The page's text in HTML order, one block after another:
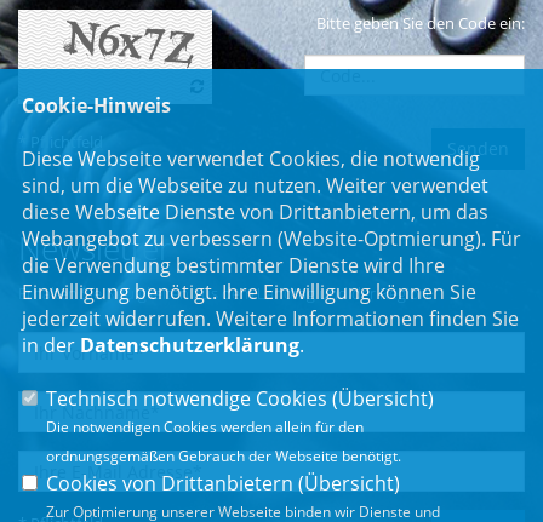
Bitte geben Sie den Code ein:
* Pflichtfeld
Newsletter
Erhalten Sie Neuigkeiten aus dem Landtag und der Region.
Cookie-Hinweis
Diese Webseite verwendet Cookies, die notwendig
sind, um die Webseite zu nutzen. Weiter verwendet
diese Webseite Dienste von Drittanbietern, um das
Webangebot zu verbessern (Website-Optmierung). Für
die Verwendung bestimmter Dienste wird Ihre
Einwilligung benötigt. Ihre Einwilligung können Sie
jederzeit widerrufen. Weitere Informationen finden Sie
in der Datenschutzerklärung.
Technisch notwendige Cookies (Übersicht)
Die notwendigen Cookies werden allein für den
ordnungsgemäßen Gebrauch der Webseite benötigt.
Cookies von Drittanbietern (Übersicht)
Zur Optimierung unserer Webseite binden wir Dienste und